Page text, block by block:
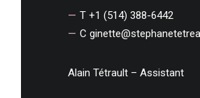
T +1 (514) 388-6442
C
Alain Tétrault – Assistant